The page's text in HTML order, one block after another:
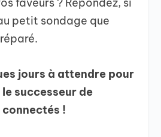
petit sondage que
jours à attendre pour
successeur de
connectés !